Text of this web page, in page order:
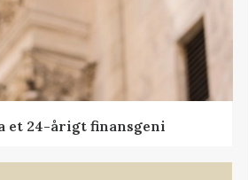
et 24-årigt finansgeni